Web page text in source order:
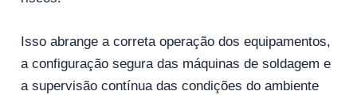
Isso abrange a correta operação dos equipamentos,
a configuração segura das máquinas de soldagem e
a supervisão contínua das condições do ambiente